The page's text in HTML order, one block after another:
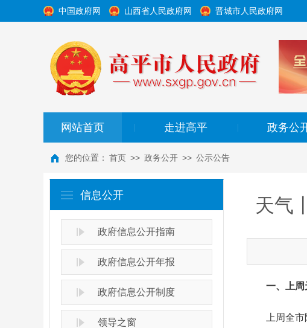
中国政府网 山西省人民政府网 晋城市人民政府网
网站首页 走进高平 政务公
您的位置： 首页 >> 政务公开 >> 公示公告
信息公开
政府信息公开指南
政府信息公开年报
政府信息公开制度
领导之窗
天气
一、上周
上周全市降